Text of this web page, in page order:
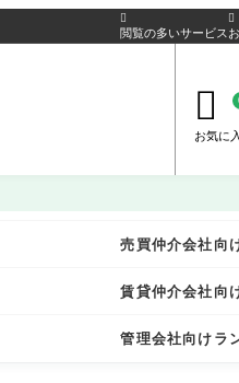

閲覧の多いサービス


お気に
売買仲介会社向
賃貸仲介会社向
管理会社向けラ